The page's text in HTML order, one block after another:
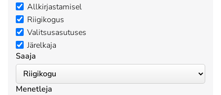
Allkirjastamisel
Riigikogus
Valitsusasutuses
Järelkaja
Saaja
Menetleja